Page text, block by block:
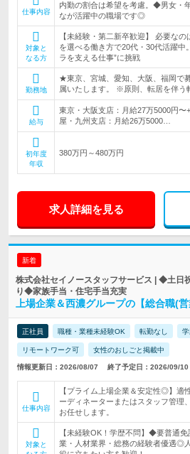
仕事内容
内勤の割合は希望を考慮。◆男女・
なが活躍中の職場です◎
対象と
なる方
【未経験・第二新卒歓迎】 必要な
を選べる働き方で20代・30代活躍中
ラを支える仕事”に挑戦
勤務地
★東京、宮城、愛知、大阪、福岡で
属いたします。 ※原則、転居を伴う
給与
東京・大阪支店：月給27万5000円〜
屋・九州支店：月給26万5000…
初年度
年収
380万円～480万円
求人詳細を見る
新着
株式会社セイノースタッフサービス | ◆土日
り◆家族手当・住宅手当充実
上場企業＆西濃グループの【総合職(
正社員 職種・業種未経験OK 転勤なし
リモートワーク可 女性のおしごと掲載中
情報更新日：2026/08/07 終了予定日：2026/09/10
仕事内容
【プライム上場企業＆安定性◎】適
ーディネーターまたはスタッフ管理
お任せします。
対象と
【未経験OK！学歴不問】◆要普通
業・人材業界・総務の経験者優遇◎